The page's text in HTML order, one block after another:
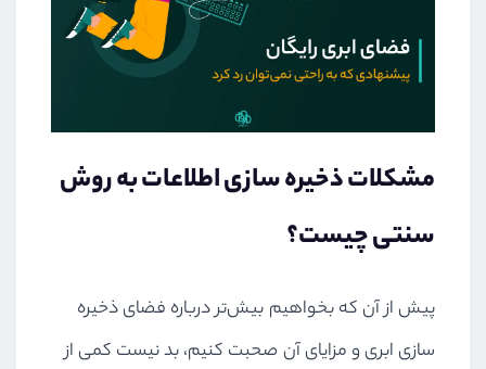
مشکلات ذخیره سازی اطلاعات به روش
سنتی چیست؟
پیش از آن که بخواهیم بیش‌تر درباره فضای ذخیره
سازی ابری و مزایای آن صحبت کنیم، بد نیست کمی از